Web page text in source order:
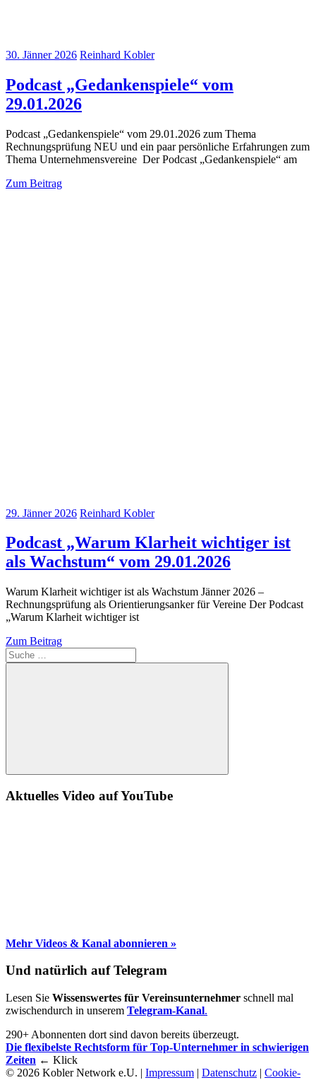
30. Jänner 2026 Reinhard Kobler
Podcast „Gedankenspiele“ vom
29.01.2026
Podcast „Gedankenspiele“ vom 29.01.2026 zum Thema
Rechnungsprüfung NEU und ein paar persönliche Erfahrungen zum
Thema Unternehmensvereine Der Podcast „Gedankenspiele“ am
Zum Beitrag
29. Jänner 2026 Reinhard Kobler
Podcast „Warum Klarheit wichtiger ist
als Wachstum“ vom 29.01.2026
Warum Klarheit wichtiger ist als Wachstum Jänner 2026 –
Rechnungsprüfung als Orientierungsanker für Vereine Der Podcast
„Warum Klarheit wichtiger ist
Zum Beitrag
Suche
Aktuelles Video auf YouTube
Mehr Videos & Kanal abonnieren »
Und natürlich auf Telegram
Lesen Sie Wissenswertes für Vereinsunternehmer schnell mal
zwischendurch in unserem Telegram-Kanal.
290+ Abonnenten dort sind davon bereits überzeugt.
Die flexibelste Rechtsform für Top-Unternehmer in schwierigen
Zeiten ← Klick
© 2026 Kobler Network e.U. | Impressum | Datenschutz | Cookie-